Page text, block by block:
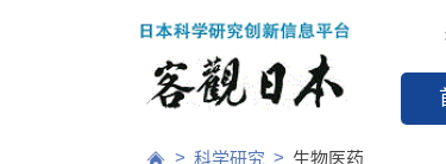
> 科学研究 > 生物医药